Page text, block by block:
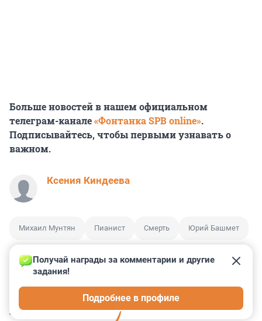
Больше новостей в нашем официальном
телеграм-канале«Фонтанка SPB online».
Подписывайтесь, чтобы первыми узнавать о
важном.
Ксения Киндеева
Михаил Мунтян Пианист Смерть Юрий Башмет
КОММЕНТАРИИ 1
Получай награды за комментарии и другие
задания!
Подробнее в профиле